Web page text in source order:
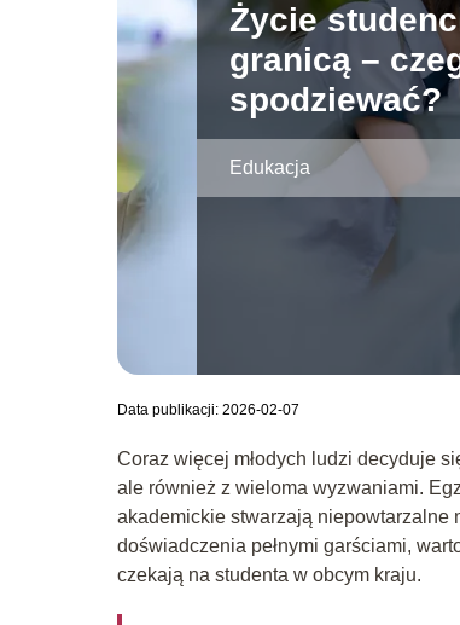
Życie
granicą –
spodziewać?
Edukacja
Data publikacji: 2026-02-07
Coraz więcej młodych ludzi decyduje
ale również z wieloma wyzwaniami.
akademickie stwarzają niepowtarzalne
doświadczenia pełnymi garściami,
czekają na studenta w obcym kraju.